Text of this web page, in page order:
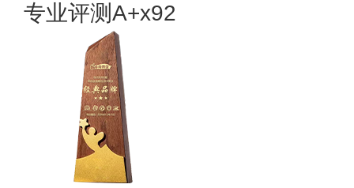
专业评测A+x92